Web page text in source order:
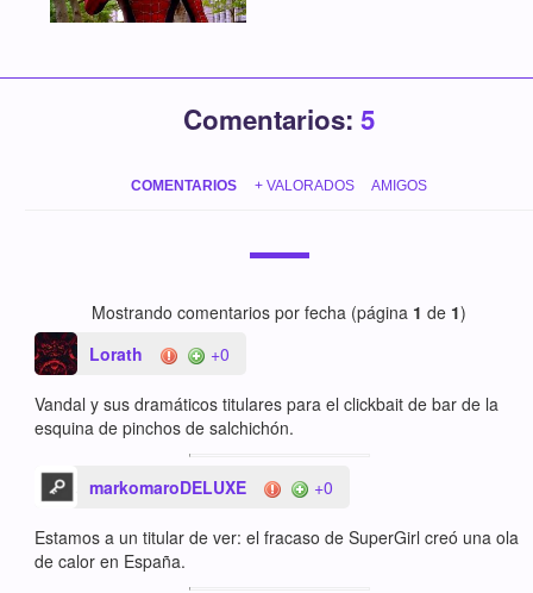
Comentarios: 5
COMENTARIOS + VALORADOS AMIGOS
Mostrando comentarios por fecha (página 1 de 1)
Lorath
+0
Vandal y sus dramáticos titulares para el clickbait de bar de la
esquina de pinchos de salchichón.
markomaroDELUXE +0
Estamos a un titular de ver: el fracaso de SuperGirl creó una ola
de calor en España.